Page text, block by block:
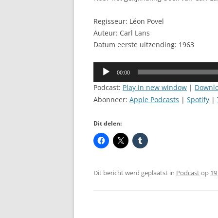
Regisseur: Léon Povel
Auteur: Carl Lans
Datum eerste uitzending: 1963
Audiospeler
00:00
Podcast: Play in new window |
Abonneer: Apple Podcasts | Spotify |
Dit delen:
Dit bericht werd geplaatst in Podcastop